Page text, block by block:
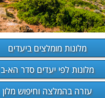
מלונות מומלצים ביעדים
מלונות לפי יעדים סדר הא-ב
עזרה בהמלצה וחיפוש מלון